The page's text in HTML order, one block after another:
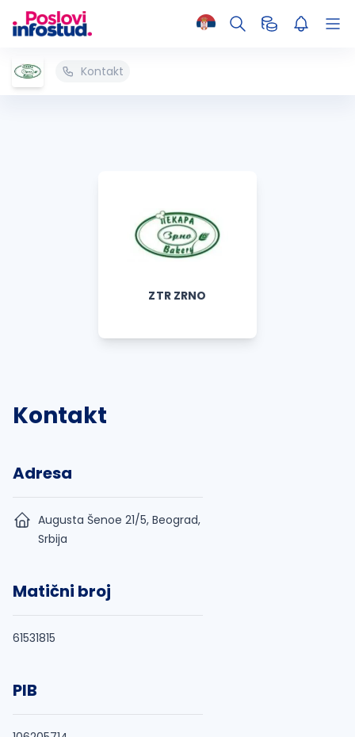
Kontakt
ZTR ZRNO
Kontakt
Adresa
Augusta Šenoe 21/5, Beograd,
Srbija
Matični broj
61531815
PIB